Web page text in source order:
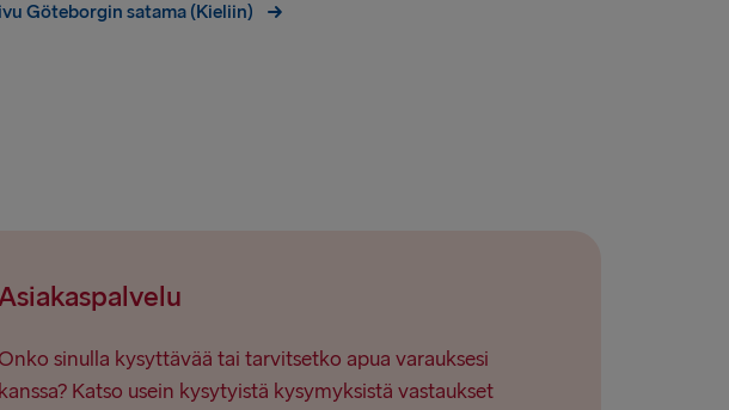
Göteborgin satama (Kieliin)
Onko sinulla kysyttävää tai tarvitsetko apua varauksesi
kanssa? Katso usein kysytyistä kysymyksistä vastaukset